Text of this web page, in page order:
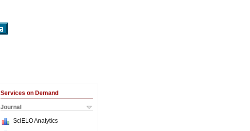
Services on Demand
Journal
SciELO Analytics